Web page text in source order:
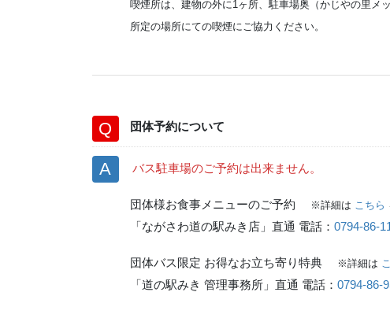
喫煙所は、建物の外に1ヶ所、駐車場奥（かじやの里メ
所定の場所にての喫煙にご協力ください。
団体予約について
バス駐車場のご予約は出来ません。
団体様お食事メニューのご予約 ※詳細は こちら
「ながさわ道の駅みき店」直通 電話： 0794-86-
団体バス限定 お得なお立ち寄り特典 ※詳細は
「道の駅みき 管理事務所」直通 電話： 0794-86-